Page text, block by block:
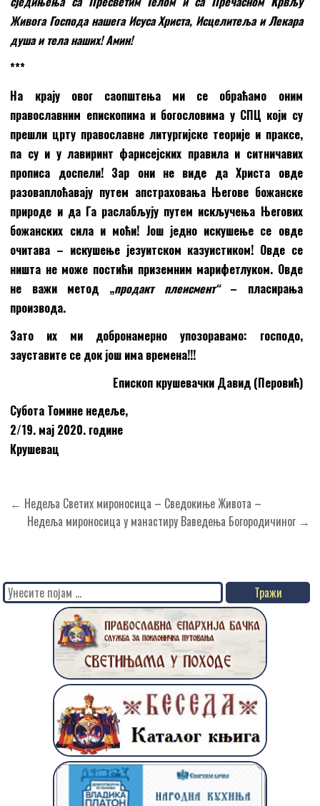
Живога Господа нашега Исуса Христа, Исцелитеља и Лекара
душа и тела наших! Амин!
***
На крају овог саопштења ми се обраћамо оним
православним епископима и богословима у СПЦ који су
прешли црту православне литургијске теорије и праксе,
па су и у лавиринт фарисејских правила и ситничавих
прописа доспели! Зар они не виде да Христа овде
разоваплоћавају путем апстраховања Његове божанске
природе и да Га раслабљују путем искључења Његових
божанских сила и моћи! Још једно искушење се овде
очитава – искушење језуитском казуистиком! Овде се
ништа не може постићи приземним марифетлуком. Овде
не важи метод „продакт плеисмент“– пласирања
производа.
Зато их ми добронамерно упозоравамо: господо,
зауставите се док још има времена!!!
Епископ крушевачки Давид (Перовић)
Субота Томине недеље,
2/19. мај 2020. године
Крушевац
Кретање
чланка
← Недеља Светих мироносица – Сведокиње Живота –
Недеља мироносица у манастиру Ваведења Богородичиног →
Search
for: